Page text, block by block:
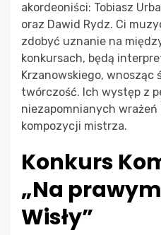
akordeoniści: Tobiasz
oraz Dawid Rydz. Ci
zdobyć uznanie na
konkursach, będą
Krzanowskiego, wnosząc
twórczość. Ich występ z
niezapomnianych
kompozycji mistrza.
Konkurs
„Na
Wisły”